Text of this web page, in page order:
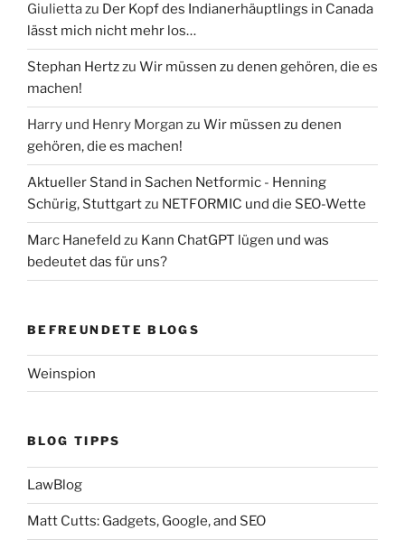
Giuliettazu Der Kopf des Indianerhäuptlings in Canada
lässt mich nicht mehr los…
Stephan Hertzzu Wir müssen zu denen gehören, die es
machen!
Harry und Henry Morgan zu Wir müssen zu denen
gehören, die es machen!
Aktueller Stand in Sachen Netformic - Henning
Schürig, Stuttgartzu NETFORMIC und die SEO-Wette
Marc Hanefeld zu Kann ChatGPT lügen und was
bedeutet das für uns?
BEFREUNDETE BLOGS
Weinspion
BLOG TIPPS
LawBlog
Matt Cutts: Gadgets, Google, and SEO